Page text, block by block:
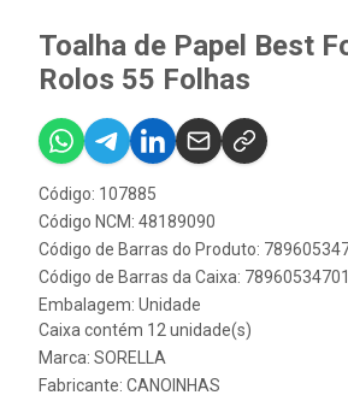
Toalha de Papel Best
Rolos 55 Folhas
Código: 107885
Código NCM: 48189090
Código de Barras do Produto:
Código de Barras da Caixa:
Embalagem: Unidade
Caixa contém 12 unidade(s)
Marca: SORELLA
Fabricante: CANOINHAS